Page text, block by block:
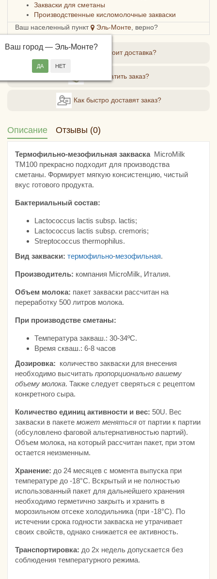
Закваски для сметаны
Производственные кисломолочные закваски
Ваш населенный пункт
Эль-Монте , верно?
Ваш город — Эль-Монте?
Сколько стоит доставка?
Как оплатить заказ?
Как быстро доставят заказ?
Описание Отзывы (0)
Термофильно-мезофильная закваска MicroMilk
TМ100 прекрасно подходит для производства
сметаны. Формирует мягкую консистенцию, чистый
вкус готового продукта.
Бактериальный состав:
Lactococcus lactis subsp. lactis;
Lactococcus lactis subsp. cremoris;
Streptococcus thermophilus.
Вид закваски: термофильно-мезофильная.
Производитель: компания MicroMilk, Италия.
Объем молока: пакет закваски рассчитан на
переработку 500 литров молока.
При производстве сметаны:
Температура закваш.: 30-34ºС.
Время скваш.: 6-8 часов
Дозировка: количество закваски для внесения
необходимо высчитать пропорционально вашему
объему молока. Также следует сверяться с рецептом
конкретного сыра.
Количество единиц активности и вес: 50U. Вес
закваски в пакете может меняться от партии к партии
(обсуловлено фаговой альтернативностью партий).
Объем молока, на который рассчитан пакет, при этом
остается неизменным.
Хранение: до 24 месяцев с момента выпуска при
температуре до -18°С. Вскрытый и не полностью
использованный пакет для дальнейшего хранения
необходимо герметично закрыть и хранить в
морозильном отсеке холодильника (при -18°С). По
истечении срока годности закваска не утрачивает
своих свойств, однако снижается ее активность.
Транспортировка: до 2х недель допускается без
соблюдения температурного режима.